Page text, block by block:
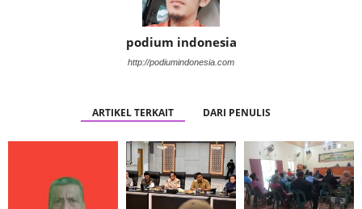
podium indonesia
http://podiumindonesia.com
ARTIKEL TERKAIT DARI PENULIS